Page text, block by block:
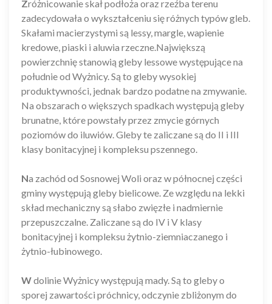
Zróżnicowanie skał podłoża oraz rzeźba terenu
zadecydowała o wykształceniu się różnych typów gleb.
Skałami macierzystymi są lessy, margle, wapienie
kredowe, piaski i aluwia rzeczne.Największą
powierzchnię stanowią gleby lessowe występujące na
południe od Wyżnicy. Są to gleby wysokiej
produktywności, jednak bardzo podatne na zmywanie.
Na obszarach o większych spadkach występują gleby
brunatne, które powstały przez zmycie górnych
poziomów do iluwiów. Gleby te zaliczane są do II i III
klasy bonitacyjnej i kompleksu pszennego.
Na zachód od Sosnowej Woli oraz w północnej części
gminy występują gleby bielicowe. Ze względu na lekki
skład mechaniczny są słabo zwięzłe i nadmiernie
przepuszczalne. Zaliczane są do IV i V klasy
bonitacyjnej i kompleksu żytnio-ziemniaczanego i
żytnio-łubinowego.
Wdolinie Wyżnicy występują mady. Są to gleby o
sporej zawartości próchnicy, odczynie zbliżonym do